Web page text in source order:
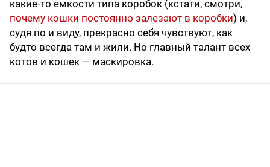
какие-то емкости типа коробок (кстати, смотри,
почему кошки постоянно залезают в коробки) и,
судя по и виду, прекрасно себя чувствуют, как
будто всегда там и жили. Но главный талант всех
котов и кошек — маскировка.